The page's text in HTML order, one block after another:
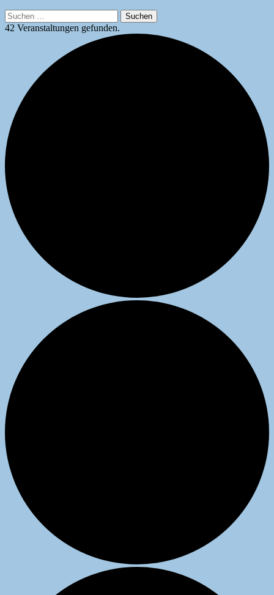
Suchen
nach:
42 Veranstaltungen gefunden.